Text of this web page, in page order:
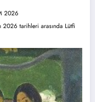
2026
tarihleri arasında Lütfi